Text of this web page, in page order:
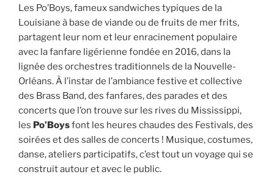
Les Po’Boys, fameux sandwiches typiques de la
Louisiane à base de viande ou de fruits de mer frits,
partagent leur nom et leur enracinement populaire
avec la fanfare ligérienne fondée en 2016, dans la
lignée des orchestres traditionnels de la Nouvelle-
Orléans. À l’instar de l’ambiance festive et collective
des Brass Band, des fanfares, des parades et des
concerts que l’on trouve sur les rives du Mississippi,
les Po’Boysfont les heures chaudes des Festivals, des
soirées et des salles de concerts ! Musique, costumes,
danse, ateliers participatifs, c’est tout un voyage qui se
construit autour et avec le public.